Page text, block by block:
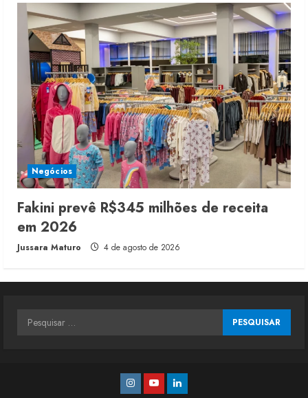
Negócios
Fakini prevê R$345 milhões de receita
em 2026
Jussara Maturo 4 de agosto de 2026
Pesquisar
Instagram
YoutubeLinkedin